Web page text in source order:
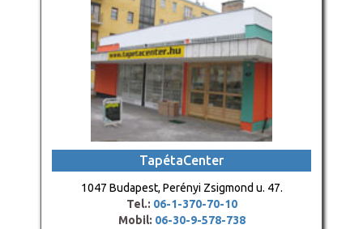
TapétaCenter
1047 Budapest, Perényi Zsigmond u. 47.
Tel.: 06-1-370-70-10
Mobil: 06-30-9-578-738